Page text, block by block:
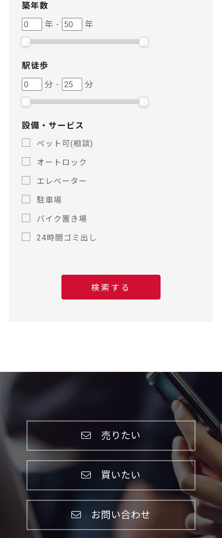
築年数
築
年
年 - 築
年
年
駅徒歩
駅
徒
分 - 駅
徒
分
設備・サービス
ペット可(相談)
オートロック
エレベーター
駐車場
バイク置き場
24時間ゴミ出し
売りたい
買いたい
お問い合わせ